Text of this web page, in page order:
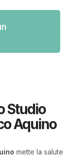
Studio
Aquino
mette la salute